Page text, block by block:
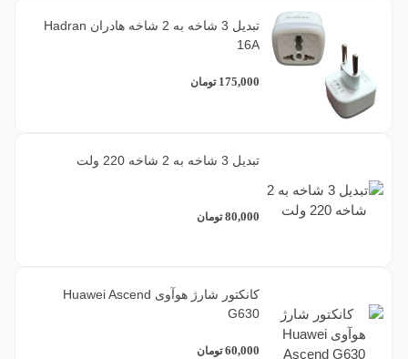
تبدیل 3 شاخه به 2 شاخه هادران Hadran
16A
175,000 تومان
تبدیل 3 شاخه به 2 شاخه 220 ولت
80,000 تومان
کانکتور شارژ هوآوی Huawei Ascend
G630
60,000 تومان